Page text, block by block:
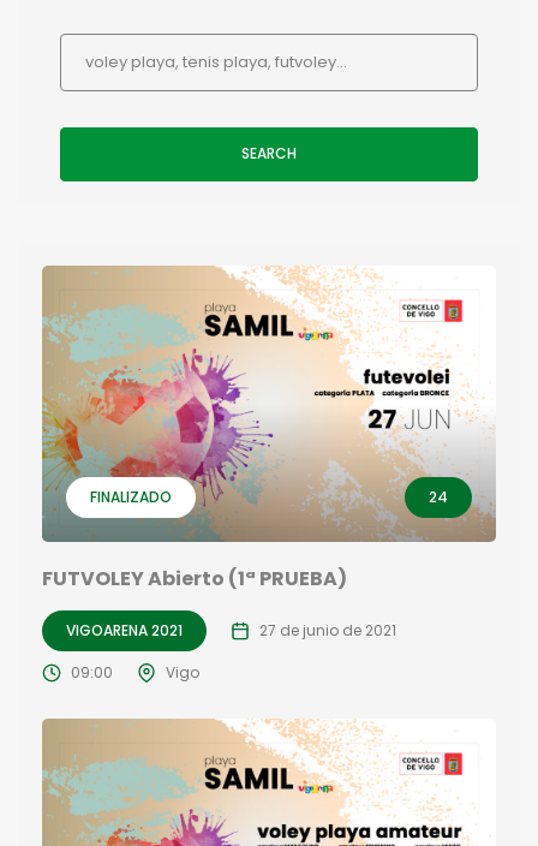
FINALIZADO 24
FUTVOLEY Abierto (1ª PRUEBA)
VIGOARENA 2021 27 de junio de 2021
09:00 Vigo
SEARCH